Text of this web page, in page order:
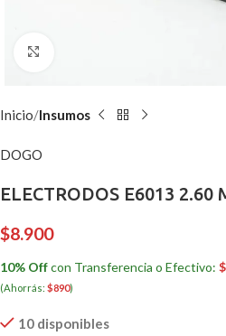
Inicio Insumos
DOGO
ELECTRODOS E6013 2.60
$8.900
10% Offcon Transferencia o Efectivo: $
(Ahorrás: $890)
10 disponibles